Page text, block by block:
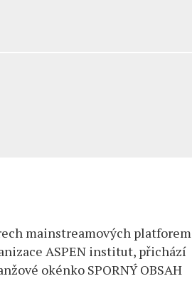
mainstreamových platforem
ASPEN institut, přichází
okénko SPORNÝ OBSAH